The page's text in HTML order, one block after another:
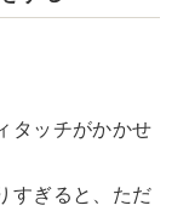
タッチがかかせ
すぎると、ただ